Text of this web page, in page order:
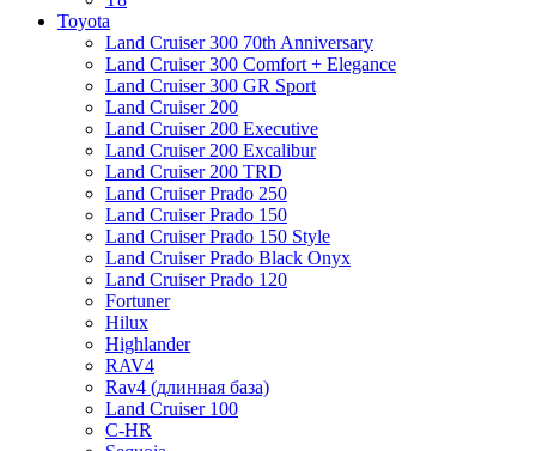
Toyota
Land Cruiser 300 70th Anniversary
Land Cruiser 300 Comfort + Elegance
Land Cruiser 300 GR Sport
Land Cruiser 200
Land Cruiser 200 Executive
Land Cruiser 200 Excalibur
Land Cruiser 200 TRD
Land Cruiser Prado 250
Land Cruiser Prado 150
Land Cruiser Prado 150 Style
Land Cruiser Prado Black Onyx
Land Cruiser Prado 120
Fortuner
Hilux
Highlander
RAV4
Rav4 (длинная база)
Land Cruiser 100
C-HR